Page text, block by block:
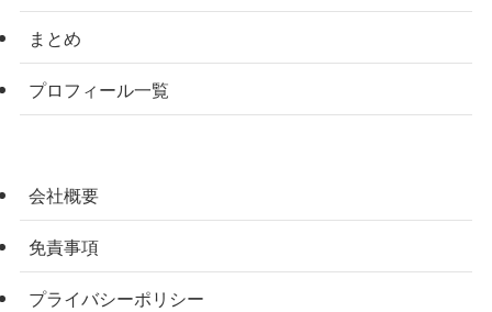
まとめ
プロフィール一覧
会社概要
免責事項
プライバシーポリシー